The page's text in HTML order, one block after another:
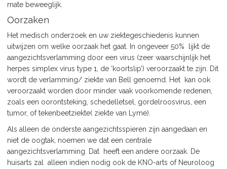
mate beweeglijk.
Oorzaken
Het medisch onderzoek en uw ziektegeschiedenis kunnen
uitwijzen om welke oorzaak het gaat. In ongeveer 50% lijkt de
aangezichtsverlamming door een virus (zeer waarschijnlijk het
herpes simplex virus type 1, de ‘koortslip’) veroorzaakt te zijn. Dit
wordt de verlamming/ ziekte van Bell genoemd. Het kan ook
veroorzaakt worden door minder vaak voorkomende redenen,
zoals een oorontsteking, schedelletsel, gordelroosvirus, een
tumor, of tekenbeetziekte( ziekte van Lyme).
Als alleen de onderste aangezichtsspieren zijn aangedaan en
niet de oogtak, noemen we dat een centrale
aangezichtsverlamming. Dat heeft een andere oorzaak. De
huisarts zal alleen indien nodig ook de KNO-arts of Neuroloog